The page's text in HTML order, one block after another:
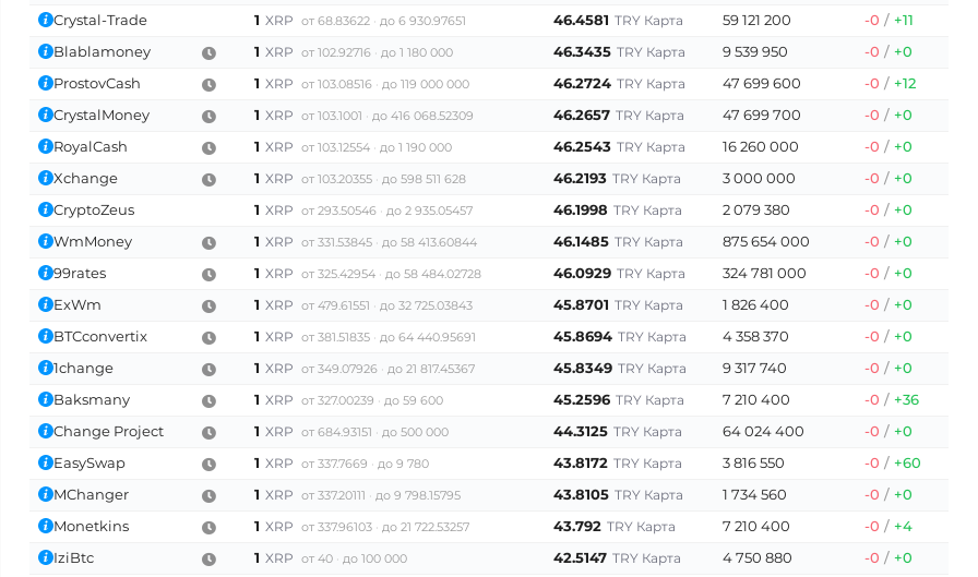
Crystal-Trade
1 XRP от 68.83622 до 6 930.97651 46.4581 TRY Карта 59 121 200 -0 / +11
Blablamoney
1 XRP от 102.92716 до 1 180 000 46.3435 TRY Карта 9 539 950 -0 / +0
ProstovCash
1 XRP от 103.08516 до 119 000 000 46.2724 TRY Карта 47 699 600 -0 / +12
CrystalMoney
1 XRP от 103.1001 до 416 068.52309 46.2657 TRY Карта 47 699 700 -0 / +0
RoyalCash
1 XRP от 103.12554 до 1 190 000 46.2543 TRY Карта 16 260 000 -0 / +0
Xchange
1 XRP от 103.20355 до 598 511 628 46.2193 TRY Карта 3 000 000 -0 / +0
CryptoZeus
1 XRP от 293.50546 до 2 935.05457 46.1998 TRY Карта 2 079 380 -0 / +0
WmMoney
1 XRP от 331.53845 до 58 413.60844 46.1485 TRY Карта 875 654 000 -0 / +0
99rates
1 XRP от 325.42954 до 58 484.02728 46.0929 TRY Карта 324 781 000 -0 / +0
ExWm
1 XRP от 479.61551 до 32 725.03843 45.8701 TRY Карта 1 826 400 -0 / +0
BTCconvertix
1 XRP от 381.51835 до 64 440.95691 45.8694 TRY Карта 4 358 370 -0 / +0
1change
1 XRP от 349.07926 до 21 817.45367 45.8349 TRY Карта 9 317 740 -0 / +0
Baksmany
1 XRP от 327.00239 до 59 600 45.2596 TRY Карта 7 210 400 -0 / +36
Change Project
1 XRP от 684.93151 до 500 000 44.3125 TRY Карта 64 024 400 -0 / +0
EasySwap
1 XRP от 337.7669 до 9 780 43.8172 TRY Карта 3 816 550 -0 / +60
MChanger
1 XRP от 337.20111 до 9 798.15795 43.8105 TRY Карта 1 734 560 -0 / +0
Monetkins
1 XRP от 337.96103 до 21 722.53257 43.792 TRY Карта 7 210 400 -0 / +4
IziBtc
1 XRP от 40 до 100 000 42.5147 TRY Карта 4 750 880 -0 / +0